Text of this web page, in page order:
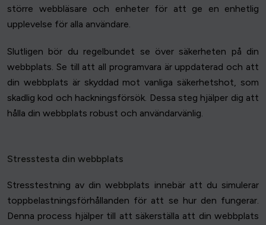
större webbläsare och enheter för att ge en enhetlig
upplevelse för alla användare.
Slutligen bör du regelbundet se över säkerheten på din
webbplats. Se till att all programvara är uppdaterad och att
din webbplats är skyddad mot vanliga säkerhetshot, som
skadlig kod och hackningsförsök. Dessa steg hjälper dig att
hålla din webbplats robust och användarvänlig.
Stresstesta din webbplats
Stresstestning av din webbplats innebär att du simulerar
toppbelastningsförhållanden för att se hur den fungerar.
Denna process hjälper till att säkerställa att din webbplats